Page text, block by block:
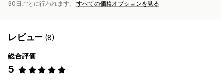
30日ごとに行われます。 すべての価格オプションを見る
レビュー (8)
総合評価
5